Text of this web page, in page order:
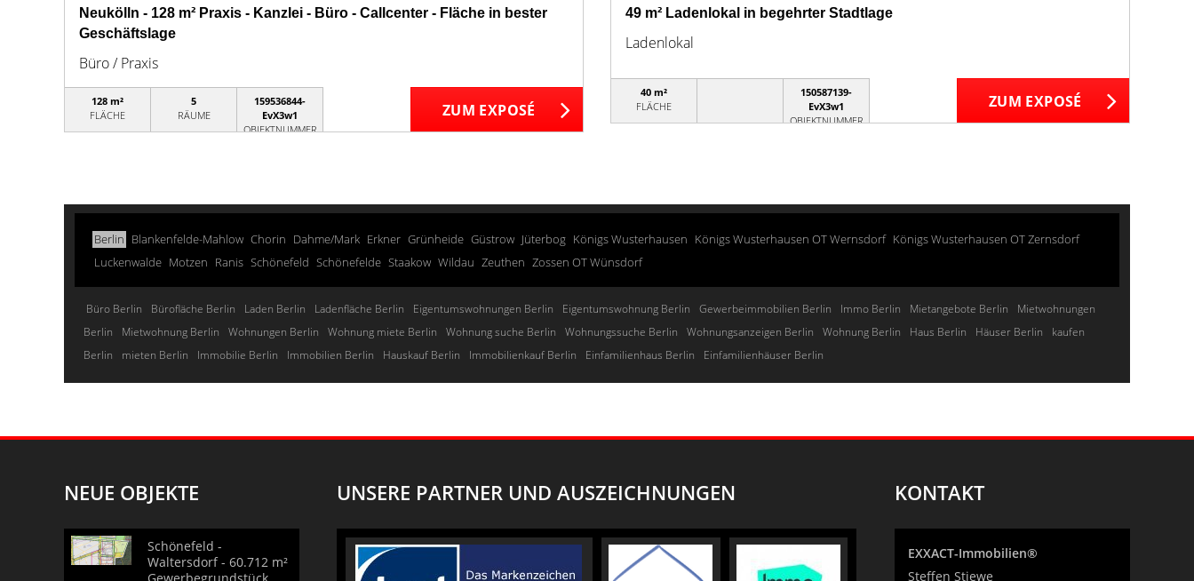
Neukölln - 128 m² Praxis - Kanzlei - Büro - Callcenter - Fläche in bester
Geschäftslage
Büro / Praxis
128 m²
FLÄCHE
5
RÄUME
159536844-
EvX3w1
OBJEKTNUMMER
ZUM EXPOSÉ
49 m² Ladenlokal in begehrter Stadtlage
Ladenlokal
40 m²
FLÄCHE
150587139-
EvX3w1
OBJEKTNUMMER
ZUM EXPOSÉ
Berlin Blankenfelde-Mahlow Chorin Dahme/Mark Erkner Grünheide Güstrow Jüterbog Königs Wusterhausen Königs Wusterhausen OT Wernsdorf Königs Wusterhausen OT Zernsdorf
Luckenwalde Motzen Ranis Schönefeld Schönefelde Staakow Wildau Zeuthen Zossen OT Wünsdorf
Büro Berlin Bürofläche Berlin Laden Berlin Ladenfläche Berlin Eigentumswohnungen Berlin Eigentumswohnung Berlin Gewerbeimmobilien Berlin Immo Berlin Mietangebote Berlin
Mietwohnungen
Berlin
Mietwohnung Berlin Wohnungen Berlin Wohnung miete Berlin Wohnung suche Berlin Wohnungssuche Berlin Wohnungsanzeigen Berlin Wohnung Berlin Haus Berlin Häuser Berlin
kaufen
Berlin
mieten Berlin Immobilie Berlin Immobilien Berlin Hauskauf Berlin Immobilienkauf Berlin Einfamilienhaus Berlin Einfamilienhäuser Berlin
NEUE OBJEKTE
Schönefeld -
Waltersdorf - 60.712 m²
UNSERE PARTNER UND AUSZEICHNUNGEN KONTAKT
EXXACT-Immobilien®
Steffen Stiewe